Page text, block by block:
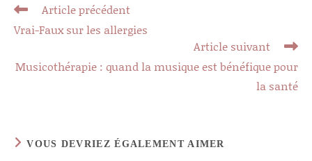
Read
articles
Article précédent
Vrai-Faux sur les allergies
Article suivant
Musicothérapie : quand la musique est bénéfique pour
la santé
VOUS DEVRIEZ ÉGALEMENT AIMER